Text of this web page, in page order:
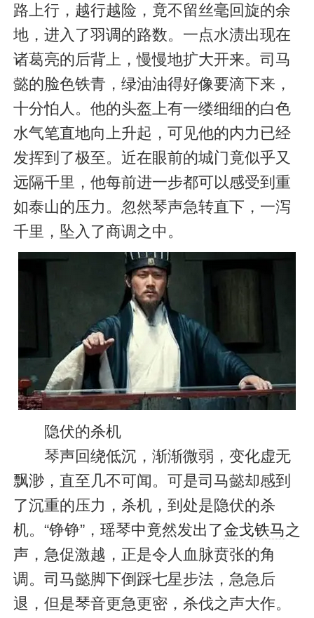
路上行，越行越险，竟不留丝毫回旋的余
地，进入了羽调的路数。一点水渍出现在
诸葛亮的后背上，慢慢地扩大开来。司马
懿的脸色铁青，绿油油得好像要滴下来，
十分怕人。他的头盔上有一缕细细的白色
水气笔直地向上升起，可见他的内力已经
发挥到了极至。近在眼前的城门竟似乎又
远隔千里，他每前进一步都可以感受到重
如泰山的压力。忽然琴声急转直下，一泻
千里，坠入了商调之中。
隐伏的杀机
琴声回绕低沉，渐渐微弱，变化虚无
飘渺，直至几不可闻。可是司马懿却感到
了沉重的压力，杀机，到处是隐伏的杀
机。“铮铮”，瑶琴中竟然发出了金戈铁马之
声，急促激越，正是令人血脉贲张的角
调。司马懿脚下倒踩七星步法，急急后
退，但是琴音更急更密，杀伐之声大作。